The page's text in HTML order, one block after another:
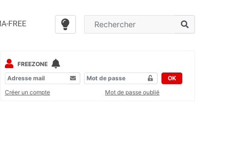
FREE
FREEZONE
OK
Créer un compte
Mot de passe oublié